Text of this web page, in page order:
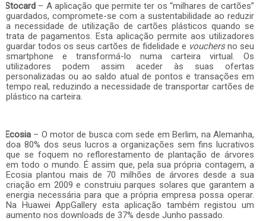
Stocard– A aplicação que permite ter os “milhares de cartões”
guardados, compromete-se com a sustentabilidade ao reduzir
a necessidade de utilização de cartões plásticos quando se
trata de pagamentos. Esta aplicação permite aos utilizadores
guardar todos os seus cartões de fidelidade e vouchersno seu
smartphone e transformá-lo numa carteira virtual. Os
utilizadores podem assim aceder às suas ofertas
personalizadas ou ao saldo atual de pontos e transações em
tempo real, reduzindo a necessidade de transportar cartões de
plástico na carteira.
Ecosia– O motor de busca com sede em Berlim, na Alemanha,
doa 80% dos seus lucros a organizações sem fins lucrativos
que se foquem no reflorestamento de plantação de árvores
em todo o mundo. É assim que, pela sua própria contagem, a
Ecosia plantou mais de 70 milhões de árvores desde a sua
criação em 2009 e construiu parques solares que garantem a
energia necessária para que a própria empresa possa operar.
Na Huawei AppGallery esta aplicação também registou um
aumento nos downloads de 37% desde Junho passado.